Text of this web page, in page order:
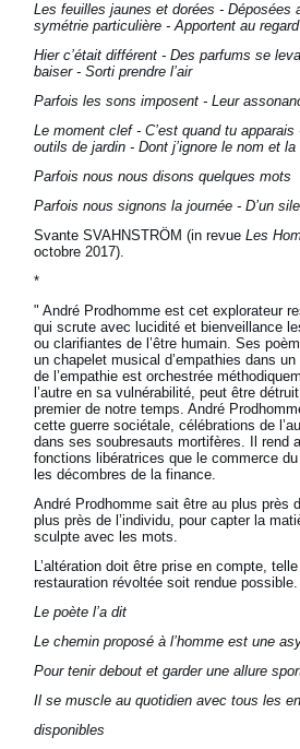
Les feuilles jaunes et dorées - Déposées
symétrie particulière - Apportent au
Hier c’était différent - Des parfums se
baiser - Sorti prendre l’air
Parfois les sons imposent - Leur
Le moment clef - C’est quand tu
outils de jardin - Dont j’ignore le nom et
Parfois nous nous disons quelques mots
Parfois nous signons la journée - D’un
Svante SVAHNSTRÖM (in revueLes
octobre 2017).
*
" André Prodhomme est cet explorateur
qui scrute avec lucidité et bienveillance
ou clarifiantes de l’être humain. Ses
un chapelet musical d’empathies dans
de l’empathie est orchestrée
l’autre en sa vulnérabilité, peut être
premier de notre temps. André
cette guerre sociétale, célébrations de
dans ses soubresauts mortifères. Il rend
fonctions libératrices que le commerce
les décombres de la finance.
André Prodhomme sait être au plus près
plus près de l’individu, pour capter la
sculpte avec les mots.
L’altération doit être prise en compte, telle
restauration révoltée soit rendue possible.
Le poète l’a dit
Le chemin proposé à l’homme est une
Pour tenir debout et garder une allure
Il se muscle au quotidien avec tous les
disponibles